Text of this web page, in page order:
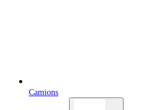
Camions